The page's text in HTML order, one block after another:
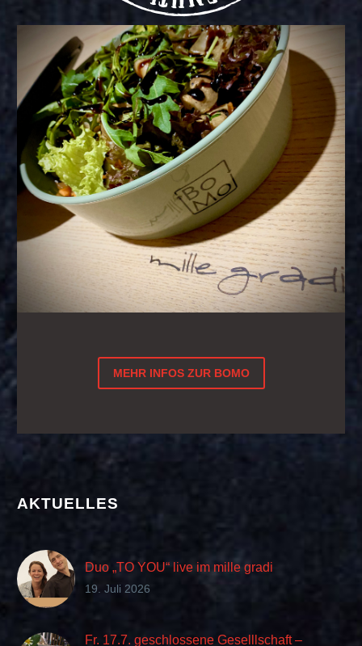
MEHR INFOS ZUR BOMO
AKTUELLES
Duo „TO YOU“ live im mille gradi
19. Juli 2026
Fr. 17.7. geschlossene Geselllschaft –